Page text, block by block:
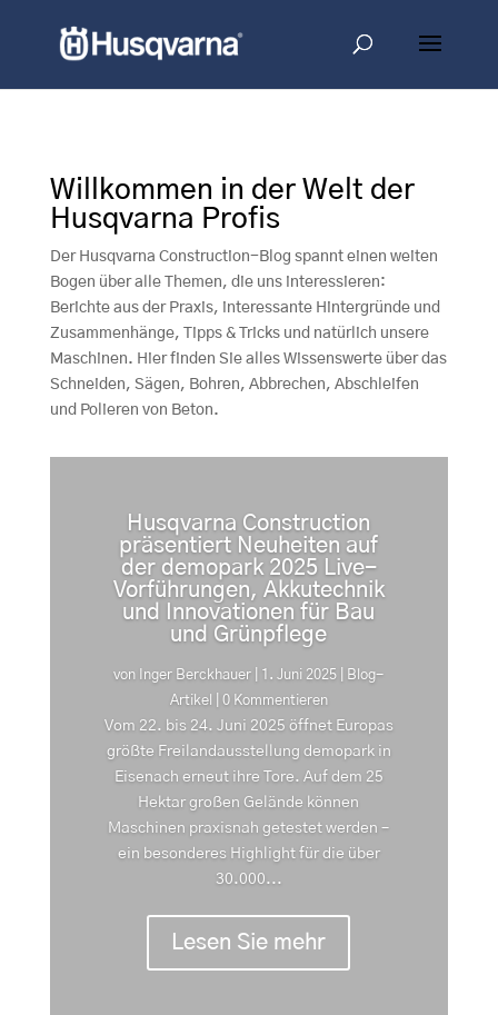
Willkommen in der Welt der
Husqvarna Profis
Der Husqvarna Construction-Blog spannt einen weiten
Bogen über alle Themen, die uns interessieren:
Berichte aus der Praxis, interessante Hintergründe und
Zusammenhänge, Tipps & Tricks und natürlich unsere
Maschinen. Hier finden Sie alles Wissenswerte über das
Schneiden, Sägen, Bohren, Abbrechen, Abschleifen
und Polieren von Beton.
Husqvarna Construction
präsentiert Neuheiten auf
der demopark 2025 Live-
Vorführungen, Akkutechnik
und Innovationen für Bau
und Grünpflege
von Inger Berckhauer 1. Juni 2025
Blog-
Artikel
| 0 Kommentieren
Vom 22. bis 24. Juni 2025 öffnet Europas
größte Freilandausstellung demopark in
Eisenach erneut ihre Tore. Auf dem 25
Hektar großen Gelände können
Maschinen praxisnah getestet werden –
ein besonderes Highlight für die über
30.000...
Lesen Sie mehr